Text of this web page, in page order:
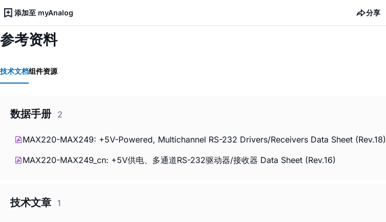
添加至 myAnalog 分享
参考资料
技术文档组件资源
数据手册 2
MAX220-MAX249: +5V-Powered, Multichannel RS-232 Drivers/Receivers Data Sheet (Rev.18)
MAX220-MAX249_cn: +5V供电、多通道RS-232驱动器/接收器 Data Sheet (Rev.16)
技术文章 1